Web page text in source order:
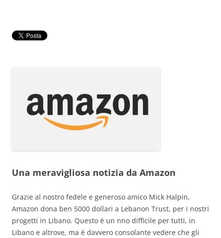
Una meravigliosa notizia da Amazon
Grazie al nostro fedele e generoso amico Mick Halpin,
Amazon dona ben 5000 dollari a Lebanon Trust, per i nostri
progetti in Libano. Questo è un nno difficile per tutti, in
Libano e altrove, ma è davvero consolante vedere che gli